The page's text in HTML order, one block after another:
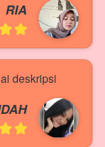
RIA
deskripsi